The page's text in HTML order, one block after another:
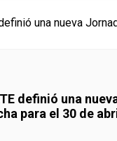
definió una
para el 30 de